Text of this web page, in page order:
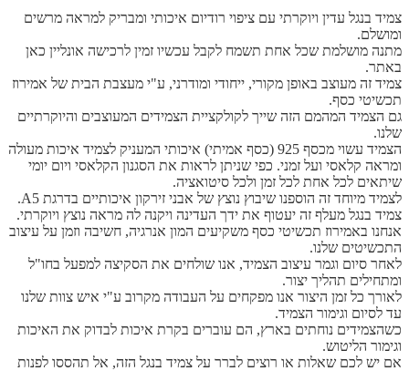
צמיד בנגל עדין ויוקרתי עם ציפוי רודיום איכותי ומבריק למראה מרשים
ומושלם.
מתנה מושלמת שכל אחת תשמח לקבל עכשיו זמין לרכישה אונליין כאן
באתר.
צמיד זה מעוצב באופן מקורי, ייחודי ומודרני, ע"י מעצבת הבית של אמירוז
תכשיטי כסף.
גם הצמיד המהמם הזה שייך לקולקציית הצמידים המעוצבים והיוקרתיים
שלנו.
הצמיד עשוי מכסף 925 (כסף אמיתי) איכותי המעניק לצמיד איכות מעולה
ומראה קלאסי ועל זמני. כפי שניתן לראות את הסגנון הקלאסי ויום יומי
שיתאים לכל אחת לכל זמן ולכל סיטואציה.
לצמיד מיוחד זה הוספנו שיבוץ נוצץ של אבני זירקון איכותיים בדרגת A5.
צמיד בנגל מעלף זה יעטוף את ידך העדינה ויקנה לה מראה נוצץ ויוקרתי.
אנחנו באמירוז תכשיטי כסף משקיעים המון אנרגיה, חשיבה וזמן על עיצוב
התכשיטים שלנו.
לאחר סיום וגמר עיצוב הצמיד, אנו שולחים את הסקיצה למפעל בחו"ל
ומתחילים תהליך יצור.
לאורך כל זמן היצור אנו מפקחים על העבודה מקרוב ע"י איש צוות שלנו
עד לסיום וגימור הצמיד.
כשהצמידים נוחתים בארץ, הם עוברים בקרת איכות לבדוק את האיכות
וגימור הליטוש.
אם יש לכם שאלות או רוצים לברר על צמיד בנגל הזה, אל תהססו לפנות